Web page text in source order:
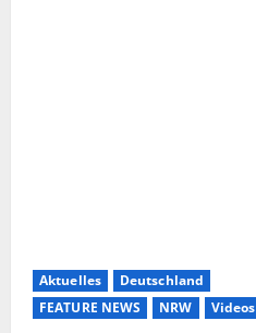
Aktuelles
Deutschland
FEATURE NEWS
NRW Videos